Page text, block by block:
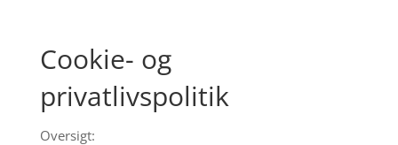
Cookie- og
privatlivspolitik
Oversigt: